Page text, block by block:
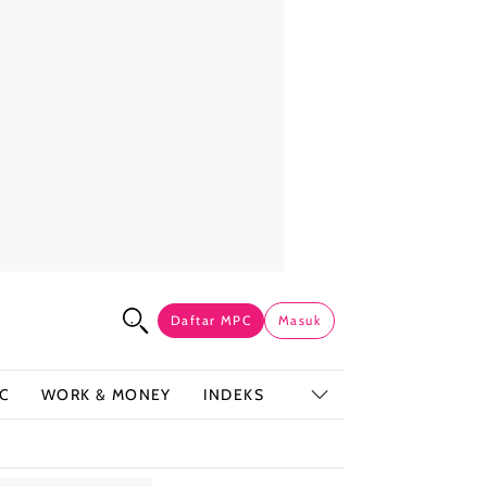
Daftar MPC Masuk
WORK & MONEY INDEKS